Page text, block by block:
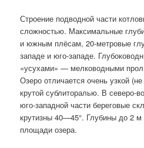
Строение подводной части
сложностью. Максимальные
и южным плёсам, 20-метровые
западе и юго-западе.
«усухами» — мелководными
Озеро отличается очень узкой
крутой сублиторалью. В северо-
юго-западной части береговые
крутизны 40—45°. Глубины до 2
площади озера.